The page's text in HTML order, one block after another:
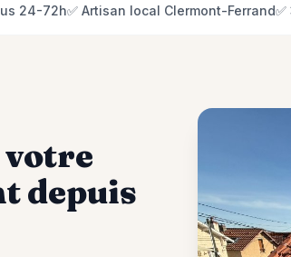
24-72h✅ Artisan local Clermont-Ferrand
votre
depuis